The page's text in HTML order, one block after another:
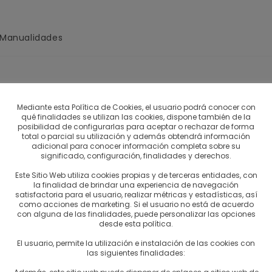
coctail sin alcohol con una infusión de frutas,
además de tener un sabor y aroma
vez en un viaje a Alemania y nos enamoró…
te ha salido!
Mediante esta Política de Cookies, el usuario podrá conocer con
qué finalidades se utilizan las cookies, dispone también de la
posibilidad de configurarlas para aceptar o rechazar de forma
total o parcial su utilización y además obtendrá información
adicional para conocer información completa sobre su
significado, configuración, finalidades y derechos.
Este Sitio Web utiliza cookies propias y de terceras entidades, con
la finalidad de brindar una experiencia de navegación
satisfactoria para el usuario, realizar métricas y estadísticas, así
como acciones de marketing. Si el usuario no está de acuerdo
con alguna de las finalidades, puede personalizar las opciones
desde esta política.
El usuario, permite la utilización e instalación de las cookies con
las siguientes finalidades: